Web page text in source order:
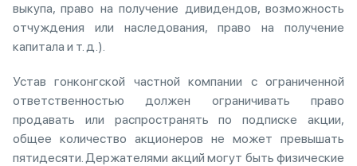
выкупа, право на получение дивидендов, возможность
отчуждения или наследования, право на получение
капитала и т. д.).
Устав гонконгской частной компании с ограниченной
ответственностью должен ограничивать право
продавать или распространять по подписке акции,
общее количество акционеров не может превышать
пятидесяти. Держателями акций могут быть физические